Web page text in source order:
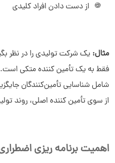
از دست دادن افراد کلیدی
مثال: یک شرکت تولیدی را در نظر
فقط به یک تأمین ‌کننده متکی
شامل شناسایی تأمین‌کنندگان
از سوی تأمین ‌کننده اصلی، روند
اهمیت برنامه ریزی